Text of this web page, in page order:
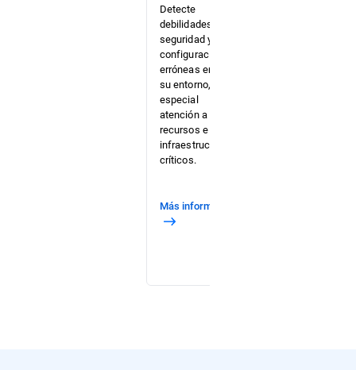
Detecte
debilidades de
seguridad y
configuraciones
erróneas en todo
su entorno, con
especial
atención a los
recursos e
infraestructuras
críticos.
Más información